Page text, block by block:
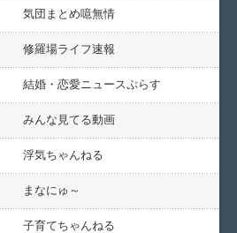
気団まとめ噫無情
修羅場ライフ速報
結婚・恋愛ニュースぷらす
みんな見てる動画
浮気ちゃんねる
まなにゅ～
子育てちゃんねる